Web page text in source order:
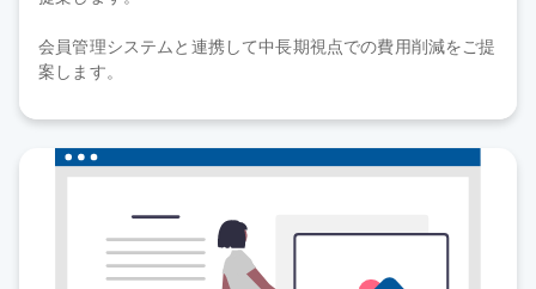
会員管理システムと連携して中長期視点での費用削減をご提
案します。